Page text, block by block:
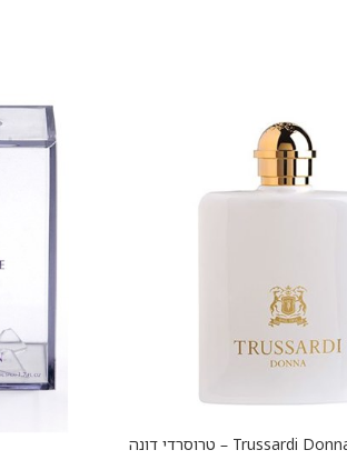
Trussardi Donna e.d.p 100 ml – טרוסרדי דונה